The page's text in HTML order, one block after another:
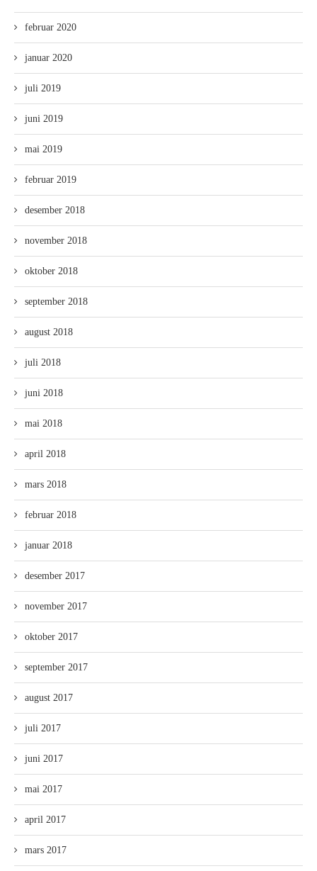
februar 2020
januar 2020
juli 2019
juni 2019
mai 2019
februar 2019
desember 2018
november 2018
oktober 2018
september 2018
august 2018
juli 2018
juni 2018
mai 2018
april 2018
mars 2018
februar 2018
januar 2018
desember 2017
november 2017
oktober 2017
september 2017
august 2017
juli 2017
juni 2017
mai 2017
april 2017
mars 2017